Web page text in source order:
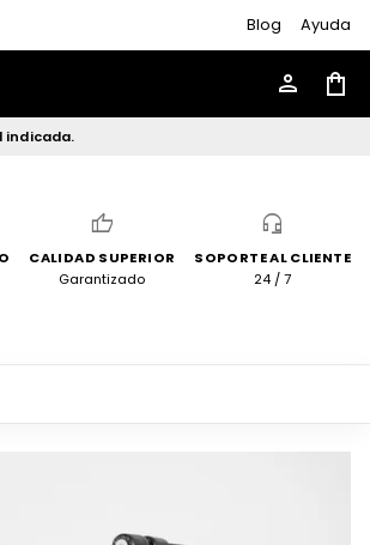
Blog Ayuda
person shopping_bag
indicada.
thumb_up
CALIDAD SUPERIOR
Garantizado
headset_mic
SOPORTE AL CLIENTE
24 / 7